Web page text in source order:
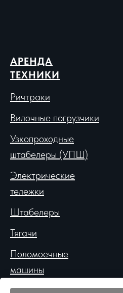
АРЕНДА
ТЕХНИКИ
Ричтраки
Вилочные погрузчики
Узкопроходные
штабелеры (УПШ)
Электрические
тележки
Штабелеры
Тягачи
Поломоечные
машины